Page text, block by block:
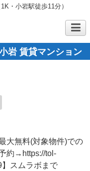
・小岩駅徒歩11分）
岩 賃貸マンション
大無料(対象物件)での
約→https://tol-
スムラボまで